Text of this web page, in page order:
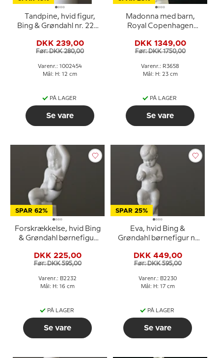
Tandpine, hvid figur,
Bing & Grøndahl nr. 2207
DKK 239,00
Før: DKK 280,00
Varenr.: 1002454
Mål: H: 12 cm
PÅ LAGER
Se vare
Madonna med barn,
Royal Copenhagen
3658
DKK 1349,00
Før: DKK 1750,00
Varenr.: R3658
Mål: H: 23 cm
PÅ LAGER
Se vare
SPAR 62%
Forskrækkelse, hvid Bing
& Grøndahl børnefigur
DKK 225,00
Før: DKK 595,00
Varenr.: B2232
Mål: H: 16 cm
PÅ LAGER
Se vare
SPAR 25%
Eva, hvid Bing &
Grøndahl børnefigur nr
DKK 449,00
Før: DKK 595,00
Varenr.: B2230
Mål: H: 17 cm
PÅ LAGER
Se vare